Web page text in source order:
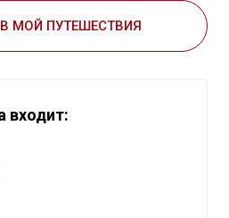
МОЙ ПУТЕШЕСТВИЯ
входит: